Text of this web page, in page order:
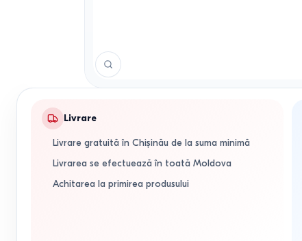
Livrare
Livrare gratuită în Chișinău de la suma minimă
Livrarea se efectuează în toată Moldova
Achitarea la primirea produsului